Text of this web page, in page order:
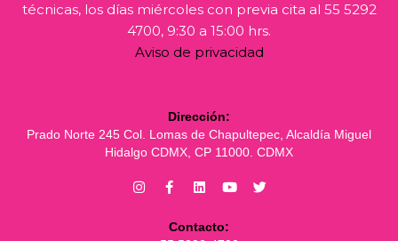
técnicas, los días miércoles con previa cita al 55 5292
4700, 9:30 a 15:00 hrs.
Aviso de privacidad
Dirección:
Prado Norte 245 Col. Lomas de Chapultepec, Alcaldía Miguel
Hidalgo CDMX, CP 11000. CDMX
Contacto: